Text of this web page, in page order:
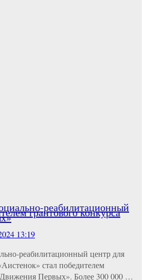
реабилитационный
грантового конкурса
13:19
реабилитационный центр для
стал победителем
Первых». Более 300 000 …